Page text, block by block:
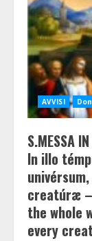
AVVISI
S.MESSA
In illo
creatúræ –
the whole
every